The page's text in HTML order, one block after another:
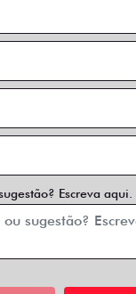
Escreva aqui.